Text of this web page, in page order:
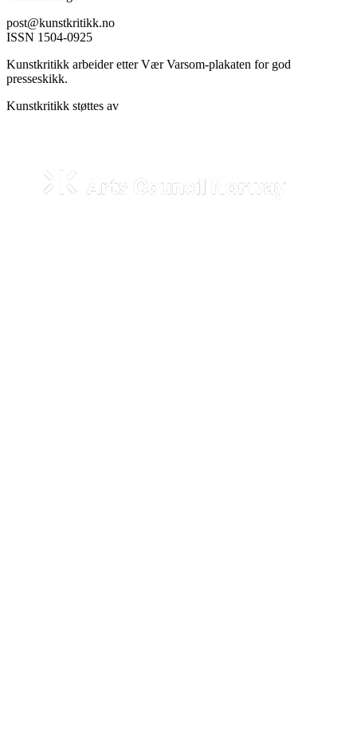
post@kunstkritikk.no
ISSN 1504-0925
Kunstkritikk arbeider etter Vær Varsom-plakaten for god
presseskikk.
Kunstkritikk støttes av